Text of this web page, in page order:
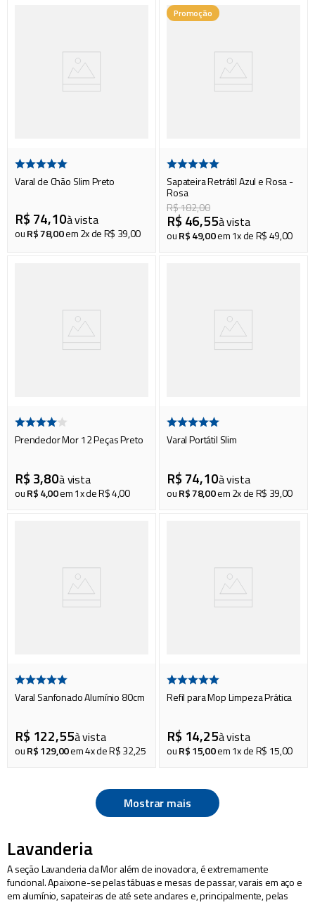
Varal de Chão Slim Preto
R$ 74,10à vista
ouR$78,00em2x deR$ 39,00
Promoção
Sapateira Retrátil Azul e Rosa -
Rosa
R$182,00
R$ 46,55à vista
ouR$49,00em1x deR$49,00
Prendedor Mor 12 Peças Preto
R$ 3,80à vista
ouR$4,00em1x deR$4,00
Varal Portátil Slim
R$ 74,10à vista
ouR$78,00em2x deR$ 39,00
Varal Sanfonado Alumínio 80cm
R$ 122,55à vista
ouR$129,00em4x deR$32,25
Refil para Mop Limpeza Prática
R$ 14,25à vista
ouR$15,00em1x deR$ 15,00
Mostrar mais
Lavanderia
A seção Lavanderia da Mor além de inovadora, é extremamente
funcional. Apaixone-se pelas tábuas e mesas de passar, varais em aço e
em alumínio, sapateiras de até sete andares e, principalmente, pelas